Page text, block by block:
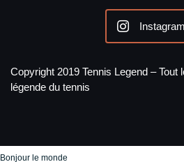
Instagram
Copyright 2019 Tennis Legend – Tout
légende du tennis
Bonjour le monde